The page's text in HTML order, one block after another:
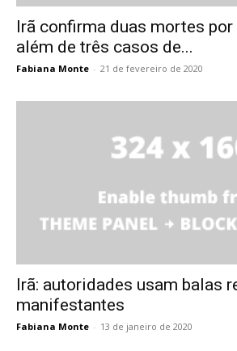
Irã confirma duas mortes
além de três casos de...
Fabiana Monte - 21 de fevereiro de 2020
Irã: autoridades usam balas
manifestantes
Fabiana Monte - 13 de janeiro de 2020